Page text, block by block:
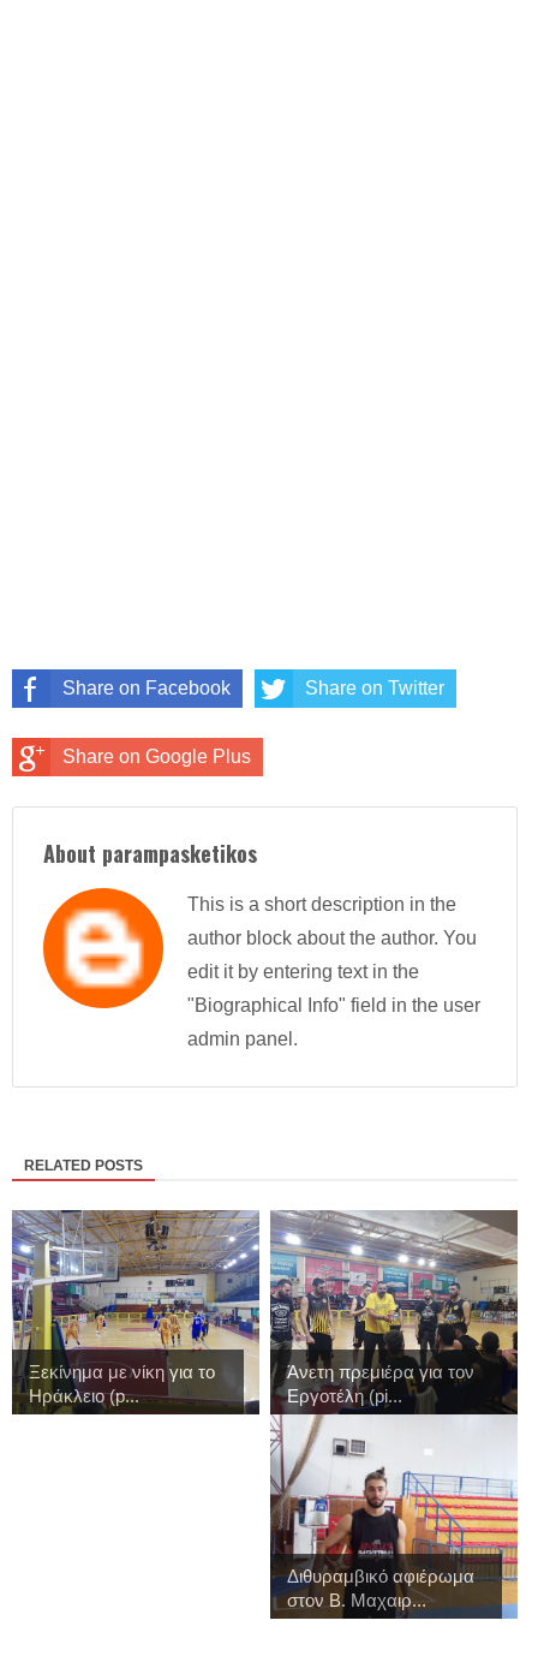
Share on Facebook Share on Twitter
Share on Google Plus
About parampasketikos
This is a short description in the
author block about the author. You
edit it by entering text in the
"Biographical Info" field in the user
admin panel.
RELATED POSTS
Ξεκίνημα με νίκη για το
Ηράκλειο (p...
Άνετη πρεμιέρα για τον
Εργοτέλη (pi...
Διθυραμβικό αφιέρωμα
στον Β. Μαχαιρ...